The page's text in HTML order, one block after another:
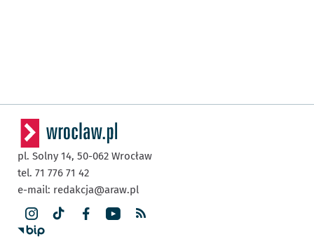
pl. Solny 14, 50-062 Wrocław
tel. 71 776 71 42
e-mail: redakcja@araw.pl